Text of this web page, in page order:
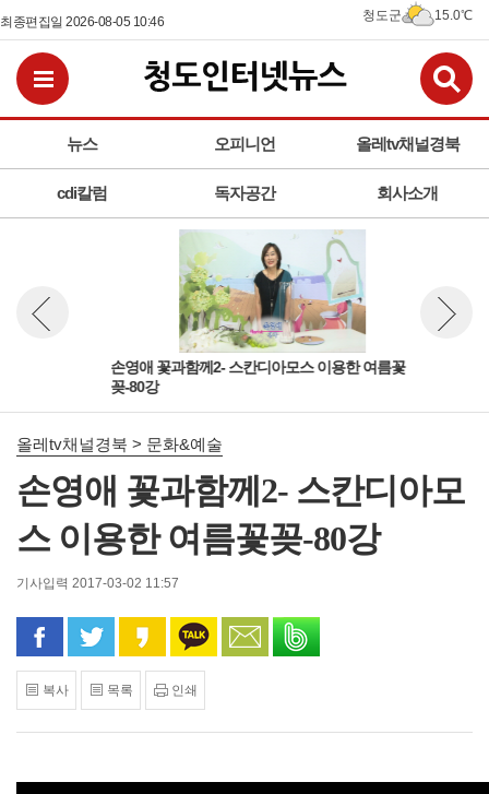
최종편집일 2026-08-05 10:46 청도군 15.0℃
뉴스 오피니언 올레tv채널경북
cdi칼럼 독자공간 회사소개
전체메뉴보기
손영애 꽃과함께2- 스칸디아모스 이용한 여름꽃
꽂-80강
뉴스 이전보기
올레tv채널경북 > 문화&예술
손영애 꽃과함께2- 스칸디아모
스 이용한 여름꽃꽂-80강
기사입력 2017-03-02 11:57
페이스북으로 공유
트위터로 공유카카오 스토리로 공유
카카오톡으로 공유
문자로 공유
복사 목록 인쇄